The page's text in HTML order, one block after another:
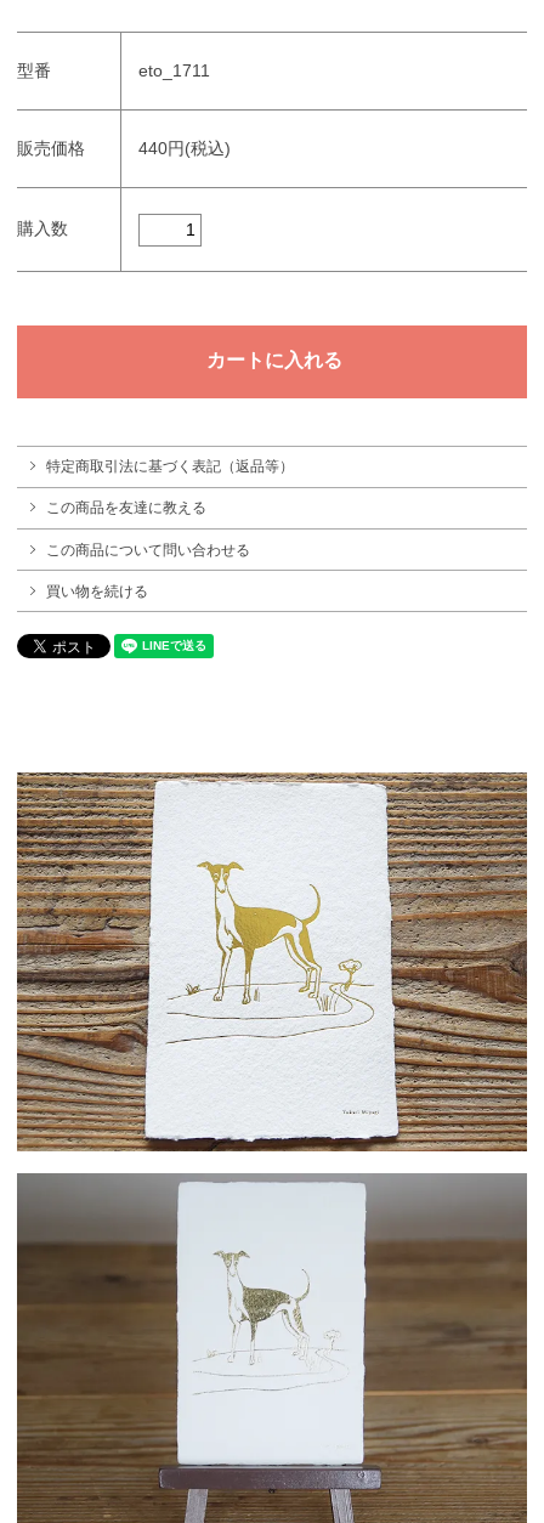
型番 eto_1711
販売価格 440円(税込)
購入数
特定商取引法に基づく表記（返品等）
この商品を友達に教える
この商品について問い合わせる
買い物を続ける